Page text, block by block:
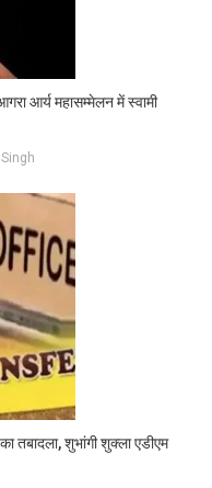
आर्य महासम्मेलन में स्वामी
तबादला, शुभांगी शुक्ला एडीएम